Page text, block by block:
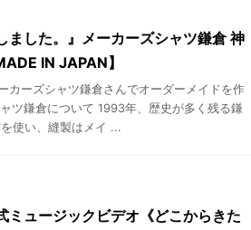
ました。』メーカーズシャツ鎌倉 神
IN JAPAN】
カーズシャツ鎌倉さんでオーダーメイドを作
ツ鎌倉について 1993年、歴史が多く残る鎌
使い、縫製はメイ ...
ミュージックビデオ《どこからきた